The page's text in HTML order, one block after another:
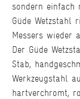
sondern einfach
Güde Wetzstahl
Messers wieder
Der Güde
Stab,
Werkzeugstahl
hartverchromt,